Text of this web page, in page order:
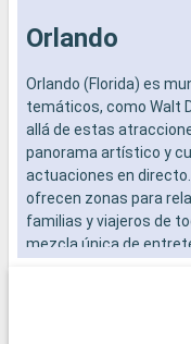
Orlando
Orlando (Florida) es
temáticos, como Walt
allá de estas
panorama artístico y
actuaciones en
ofrecen zonas para
familias y viajeros de
mezcla única de